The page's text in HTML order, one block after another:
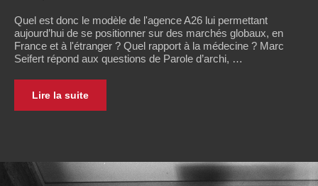
Quel est donc le modèle de l'agence A26 lui permettant
aujourd’hui de se positionner sur des marchés globaux, en
France et à l'étranger ? Quel rapport à la médecine ? Marc
Seifert répond aux questions de Parole d’archi, …
Lire la suite